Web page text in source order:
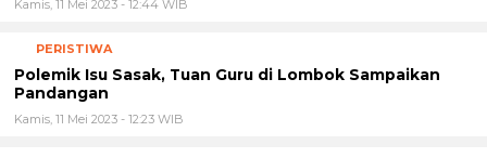
Polemik Isu Sasak, Tuan Guru di Lombok Sampaikan
Pandangan
Kamis, 11 Mei 2023 - 12:23 WIB